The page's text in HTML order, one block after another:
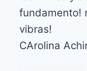
fundamento!
vibras!
CArolina